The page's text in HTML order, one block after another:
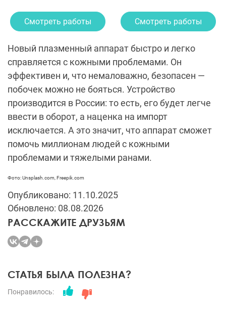
Смотреть работы Смотреть работы
Новый плазменный аппарат быстро и легко
справляется с кожными проблемами. Он
эффективен и, что немаловажно, безопасен —
побочек можно не бояться. Устройство
производится в России: то есть, его будет легче
ввести в оборот, а наценка на импорт
исключается. А это значит, что аппарат сможет
помочь миллионам людей с кожными
проблемами и тяжелыми ранами.
Фото: Unsplash.com, Freepik.com
Опубликовано: 11.10.2025
Обновлено: 08.08.2026
РАССКАЖИТЕ ДРУЗЬЯМ
СТАТЬЯ БЫЛА ПОЛЕЗНА?
Понравилось: